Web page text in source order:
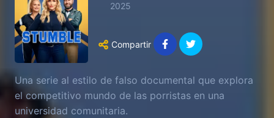
2025
Compartir
Una serie al estilo de falso documental que explora
el competitivo mundo de las porristas en una
universidad comunitaria.